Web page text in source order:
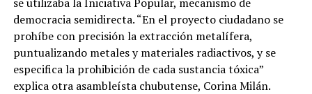
democracia semidirecta. “En el proyecto ciudadano se
prohíbe con precisión la extracción metalífera,
puntualizando metales y materiales radiactivos, y se
especifica la prohibición de cada sustancia tóxica”
explica otra asambleísta chubutense, Corina Milán.